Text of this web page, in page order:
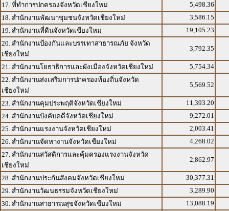
17. ที่ทำการปกครองจังหวัดเชียงใหม่
5,498.36
18. สำนักงานพัฒนาชุมชนจังหวัดเชียงใหม่
3,586.15
19. สำนักงานที่ดินจังหวัดเชียงใหม่
19,105.23
20. สำนักงานป้องกันและบรรเทาสาธารณภัย จังหวัด
เชียงใหม่
3,792.35
21. สำนักงานโยธาธิการและผังเมืองจังหวัดเชียงใหม่
5,754.34
22. สำนักงานส่งเสริมการปกครองท้องถิ่นจังหวัด
เชียงใหม่
5,569.52
23. สำนักงานคุมประพฤติจังหวัดเชียงใหม่
11,393.20
24. สำนักงานบังคับคดีจังหวัดเชียงใหม่
9,272.01
25. สำนักงานแรงงานจังหวัดเชียงใหม่
2,003.41
26. สำนักงานจัดหางานจังหวัดเชียงใหม่
4,268.02
27. สำนักงานสวัสดิการและคุ้มครองแรงงานจังหวัด
เชียงใหม่
2,862.97
28. สำนักงานประกันสังคมจังหวัดเชียงใหม่
30,377.31
29. สำนักงานวัฒนธรรมจังหวัดเชียงใหม่
3,289.90
30. สำนักงานสาธารณสุขจังหวัดเชียงใหม่
13,088.19